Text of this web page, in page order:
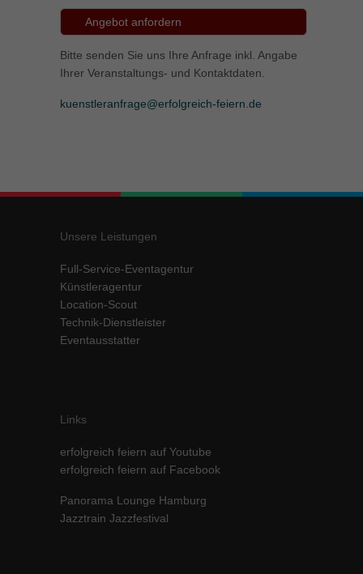
Angebot anfordern
Bitte senden Sie uns Ihre Anfrage inkl. Angabe
Ihrer Veranstaltungs- und Kontaktdaten.
kuenstleranfrage@erfolgreich-feiern.de
Unsere Leistungen
Full-Service-Eventagentur
Künstleragentur
Location-Scout
Technik-Dienstleister
Eventausstatter
Links
erfolgreich feiern auf Youtube
erfolgreich feiern auf Facebook
Panorama Lounge Hamburg
Jazztrain Jazzfestival